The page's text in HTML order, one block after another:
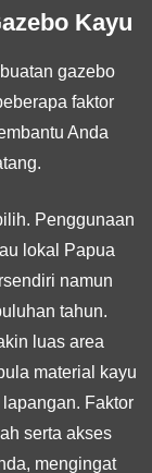
Kayu
gazebo
faktor
Anda
Penggunaan
lokal Papua
namun
tahun.
luas area
material kayu
Faktor
serta akses
mengingat